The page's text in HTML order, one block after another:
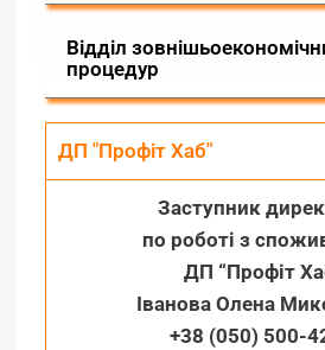
Відділ
процедур
ДП "Профіт Хаб"
Заступник
по роботі з
ДП “Профіт
Іванова Олена
+38 (050) 500-